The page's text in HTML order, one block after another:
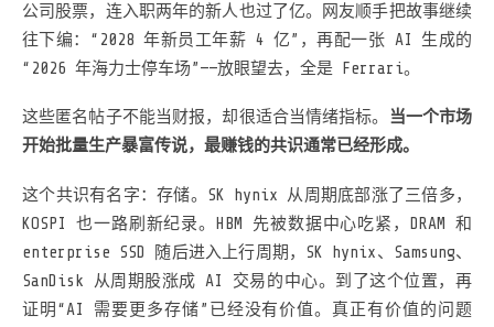
公司股票，连入职两年的新人也过了亿。网友顺手把故事继续
往下编：“2028 年新员工年薪 4 亿”，再配一张 AI 生成的
“2026 年海力士停车场”——放眼望去，全是 Ferrari。
这些匿名帖子不能当财报，却很适合当情绪指标。 当一个市场
开始批量生产暴富传说，最赚钱的共识通常已经形成。
这个共识有名字：存储。SK hynix 从周期底部涨了三倍多，
KOSPI 也一路刷新纪录。HBM 先被数据中心吃紧，DRAM 和
enterprise SSD 随后进入上行周期，SK hynix、Samsung、
SanDisk 从周期股涨成 AI 交易的中心。到了这个位置，再
证明“AI 需要更多存储”已经没有价值。真正有价值的问题